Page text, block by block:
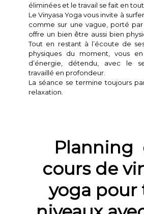
éliminées et le travail se fait en
Le Vinyasa Yoga vous invite à
comme sur une vague, porté par
offre un bien être aussi bien
Tout en restant à l’écoute de
physiques du moment, vous
d’énergie, détendu, avec le
travaillé en profondeur.
La séance se termine toujours
relaxation.
Planning
cours de
yoga pour